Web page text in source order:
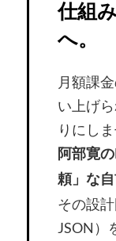
仕組
へ。
月額課
い上げ
りにし
阿部寛
頼」な
その設
JSON）